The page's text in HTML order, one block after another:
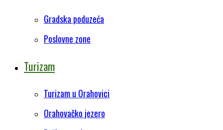
Gradska poduzeća
Poslovne zone
Turizam
Turizam u Orahovici
Orahovačko jezero